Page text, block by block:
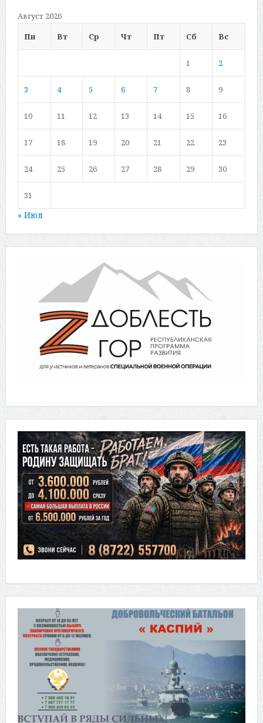
Август 2026
Пн
Вт Ср Чт Пт Сб Вс
1 2
3 4 5 6 7 8 9
10 11 12 13 14 15 16
17 18 19 20 21 22 23
24 25 26 27 28 29 30
31
« Июл